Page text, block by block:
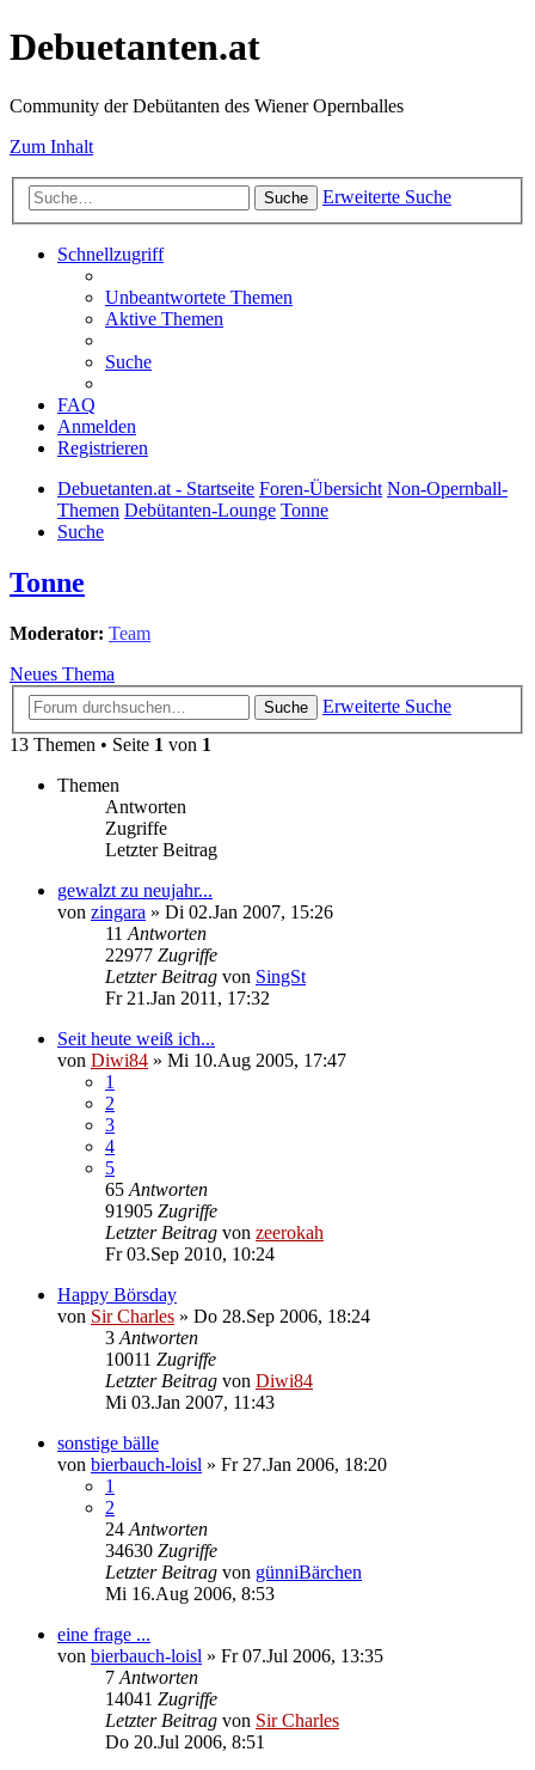
Debuetanten.at
Community der Debütanten des Wiener Opernballes
Zum Inhalt
Suche Erweiterte Suche
Schnellzugriff
Unbeantwortete Themen
Aktive Themen
Suche
FAQ
Anmelden
Registrieren
Debuetanten.at - Startseite Foren-Übersicht Non-Opernball-
Themen Debütanten-Lounge Tonne
Suche
Tonne
Moderator: Team
Neues Thema
Suche
Erweiterte Suche
13 Themen • Seite 1 von 1
Themen
Antworten
Zugriffe
Letzter Beitrag
gewalzt zu neujahr...
von zingara » Di 02.Jan 2007, 15:26
11 Antworten
22977 Zugriffe
Letzter Beitrag von SingSt
Fr 21.Jan 2011, 17:32
Seit heute weiß ich...
von Diwi84 » Mi 10.Aug 2005, 17:47
1
2
3
4
5
65 Antworten
91905 Zugriffe
Letzter Beitrag von zeerokah
Fr 03.Sep 2010, 10:24
Happy Börsday
von Sir Charles » Do 28.Sep 2006, 18:24
3 Antworten
10011 Zugriffe
Letzter Beitrag von Diwi84
Mi 03.Jan 2007, 11:43
sonstige bälle
von bierbauch-loisl » Fr 27.Jan 2006, 18:20
1
2
24 Antworten
34630 Zugriffe
Letzter Beitrag von günniBärchen
Mi 16.Aug 2006, 8:53
eine frage ...
von bierbauch-loisl » Fr 07.Jul 2006, 13:35
7 Antworten
14041 Zugriffe
Letzter Beitrag von Sir Charles
Do 20.Jul 2006, 8:51